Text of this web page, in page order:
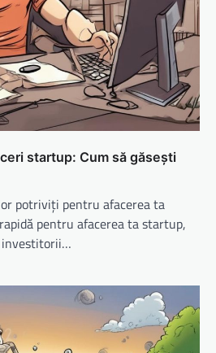
startup: Cum să găsești
potriviți pentru afacerea ta
pentru afacerea ta startup,
investitorii…